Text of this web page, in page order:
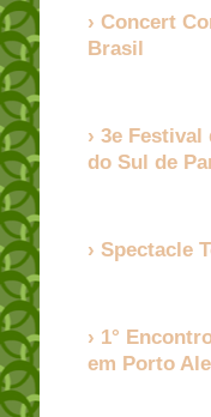
Concert
Brasil
3e Festival
do Sul de
Spectacle
1°
em Porto